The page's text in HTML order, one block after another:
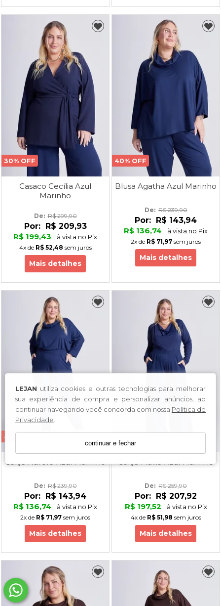
LEJAN utiliza cookies e outras tecnologias para melhorar
sua experiência de compra e personalizar anúncios, ao
continuar navegando você concorda com nossa Política de
Privacidade.
continuar e fechar
30% OFF
Casaco Cecília Azul
Marinho
De: R$ 299,90
Por: R$ 209,93
R$ 199,43
à vista no Pix
4xde R$ 52,48 sem juros
Mais detalhes
40% OFF
Blusa Agatha Azul Marinho
De: R$ 239,90
Por: R$ 143,94
R$ 136,74
à vista no Pix
2x de R$ 71,97 sem juros
Mais detalhes
40% OFF
Calça Aurora Azul Marinho
De: R$ 239,90
Por:
R$ 143,94
R$ 136,74
à vista no Pix
2x de R$ 71,97 sem juros
Mais detalhes
Calça Flavia Azul Marinho
De: R$ 259,90
Por:
R$ 207,92
R$ 197,52
à vista no Pix
4xde R$ 51,98 sem juros
Mais detalhes